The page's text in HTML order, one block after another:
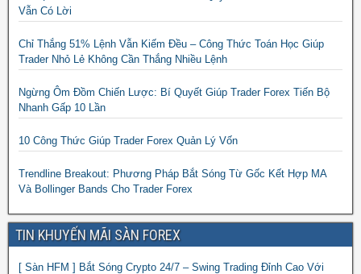
Vẫn Có Lời
Chỉ Thắng 51% Lệnh Vẫn Kiếm Đều – Công Thức Toán Học Giúp
Trader Nhỏ Lẻ Không Cần Thắng Nhiều Lệnh
Ngừng Ôm Đồm Chiến Lược: Bí Quyết Giúp Trader Forex Tiến Bộ
Nhanh Gấp 10 Lần
10 Công Thức Giúp Trader Forex Quản Lý Vốn
Trendline Breakout: Phương Pháp Bắt Sóng Từ Gốc Kết Hợp MA
Và Bollinger Bands Cho Trader Forex
TIN KHUYẾN MÃI SÀN FOREX
[ Sàn HFM ] Bắt Sóng Crypto 24/7 – Swing Trading Đỉnh Cao Với